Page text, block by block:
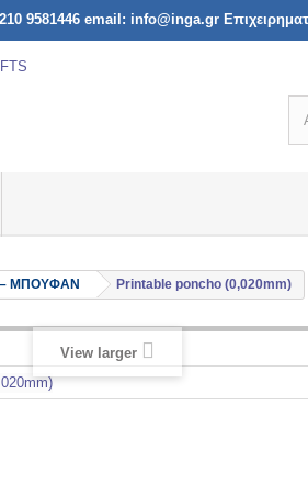
210 9581446 email: info@inga.gr
ΜΠΟΥΦΑΝ Printable poncho (0,020mm)
View larger